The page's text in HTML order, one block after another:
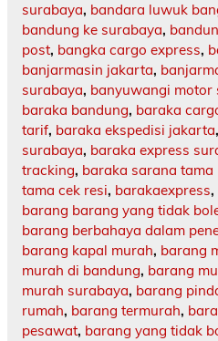
surabaya, bandara luwuk
bandung ke surabaya,
post, bangka cargo express,
banjarmasin jakarta,
surabaya, banyuwangi motor
baraka bandung, baraka
tarif, baraka ekspedisi jakarta,
surabaya, baraka express
tracking, baraka sarana tama
tama cek resi, barakaexpress,
barang barang yang tidak
barang berbahaya dalam
barang kapal murah, barang
murah di bandung, barang
murah surabaya, barang
rumah, barang termurah,
pesawat, barang yang tidak